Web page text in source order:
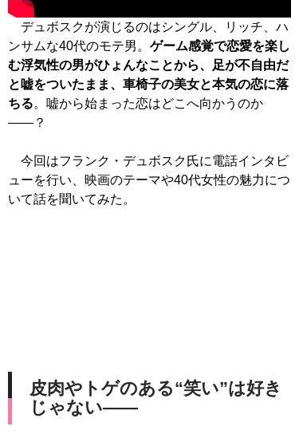
デュボスクが演じるのはシングル、リッチ、ハ
ンサムな40代のモテ男。 ゲーム感覚で恋愛を楽し
む浮気性の男がひょんなことから、足が不自由だ
と嘘をついたまま、車椅子の美女と本気の恋に落
ちる。嘘から始まった恋はどこへ向かうのか
――？
今回はフランク・デュボスク氏に電話インタビ
ューを行い、映画のテーマや40代女性の魅力につ
いて話を聞いてみた。
皮肉やトゲのある“笑い”は好き
じゃない――